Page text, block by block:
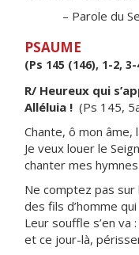
– Parole du
PSAUME
(Ps 145 (146), 1-2,
R/ Heureux qui
Alléluia ! (Ps 145,
Chante, ô mon âme,
Je veux louer le
chanter mes
Ne comptez pas sur
des fils d’homme
Leur souffle s’en va
et ce jour-là,